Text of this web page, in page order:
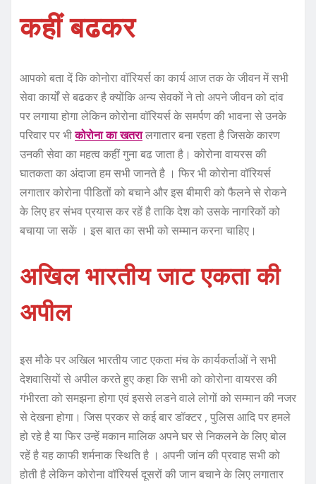
कहीं बढकर
आपको बता दें कि कोनोरा वॉरियर्स का कार्य आज तक के जीवन में सभी
सेवा कार्यों से बढकर है क्योंकि अन्य सेवकों ने तो अपने जीवन को दांव
पर लगाया होगा लेकिन कोरोना वॉरियर्स के समर्पण की भावना से उनके
परिवार पर भीकोरोना का खतरालगातार बना रहता है जिसके कारण
उनकी सेवा का महत्व कहीं गुना बढ जाता है। कोरोना वायरस की
घातकता का अंदाजा हम सभी जानते है । फिर भी कोरोना वॉरियर्स
लगातार कोरोना पीडितों को बचाने और इस बीमारी को फैलने से रोकने
के लिए हर संभव प्रयास कर रहें है ताकि देश को उसके नागरिकों को
बचाया जा सकें । इस बात का सभी को सम्मान करना चाहिए।
अखिल भारतीय जाट एकता की
अपील
इस मौके पर अखिल भारतीय जाट एकता मंच के कार्यकर्ताओं ने सभी
देशवासियों से अपील करते हुए कहा कि सभी को कोरोना वायरस की
गंभीरता को समझना होगा एवं इससे लडने वाले लोगों को सम्मान की नजर
से देखना होगा। जिस प्रकर से कई बार डॉक्टर , पुलिस आदि पर हमले
हो रहे है या फिर उन्हें मकान मालिक अपने घर से निकलने के लिए बोल
रहें है यह काफी शर्मनाक स्थिति है । अपनी जांन की प्रवाह सभी को
होती है लेकिन कोरोना वॉरियर्स दूसरों की जान बचाने के लिए लगातार